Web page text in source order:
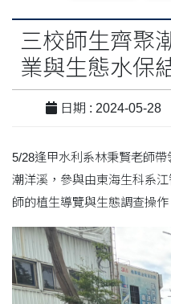
三校師生齊聚
業與生態水保
日期 : 2024-05-28
5/28逢甲水利系林秉賢老師
潮洋溪，參與由東海生科系
師的植生導覽與生態調查操作